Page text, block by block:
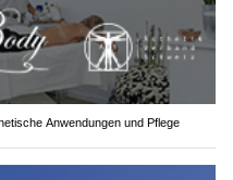
Anwendungen und Pflege